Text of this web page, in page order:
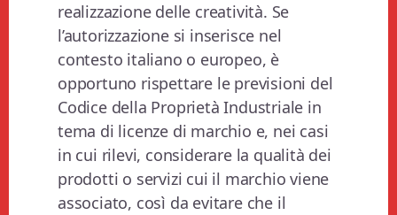
realizzazione delle creatività. Se
l’autorizzazione si inserisce nel
contesto italiano o europeo, è
opportuno rispettare le previsioni del
Codice della Proprietà Industriale in
tema di licenze di marchio e, nei casi
in cui rilevi, considerare la qualità dei
prodotti o servizi cui il marchio viene
associato, così da evitare che il